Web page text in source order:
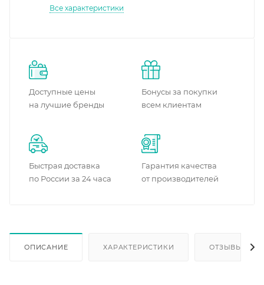
Все характеристики
Доступные цены
на лучшие бренды
Бонусы за покупки
всем клиентам
Быстрая доставка
по России за 24 часа
Гарантия качества
от производителей
ОПИСАНИЕ ХАРАКТЕРИСТИКИ ОТЗЫВЫ